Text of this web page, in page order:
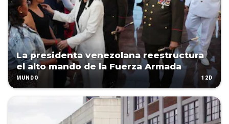
La presidenta venezolana reestructura
el alto mando de la Fuerza Armada
MUNDO 12D